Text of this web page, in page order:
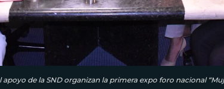
de la SND organizan la primera expo foro nacional